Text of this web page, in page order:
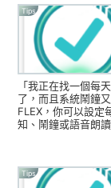
Tips
「我正在找一個每
了，而且系統鬧鐘
FLEX，你可以設定
知、鬧鐘或語音朗
Tips